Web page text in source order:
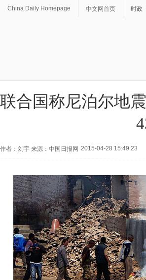
China Daily Homepage 中文网首页 时政
联合国称尼泊尔地
作者：刘宇 来源：中国日报网 2015-04-28 15:49:23